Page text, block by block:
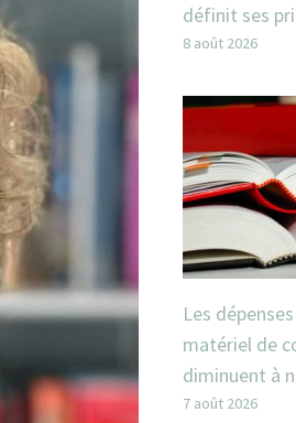
définit ses
8 août 2026
Les
matériel de
diminuent à
7 août 2026